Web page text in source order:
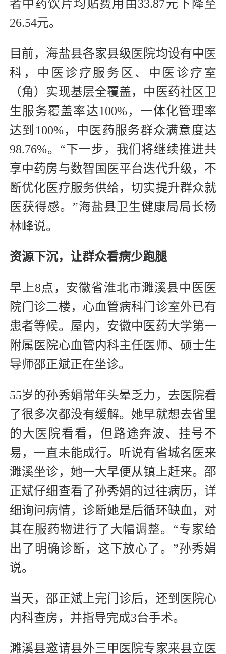
者中药饮片均贴费用由33.87元下降至
26.54元。
目前，海盐县各家县级医院均设有中医
科，中医诊疗服务区、中医诊疗室
（角）实现基层全覆盖，中医药社区卫
生服务覆盖率达100%，一体化管理率
达到100%，中医药服务群众满意度达
98.76%。“下一步，我们将继续推进共
享中药房与数智国医平台迭代升级，不
断优化医疗服务供给，切实提升群众就
医获得感。”海盐县卫生健康局局长杨
林峰说。
资源下沉，让群众看病少跑腿
早上8点，安徽省淮北市濉溪县中医医
院门诊二楼，心血管病科门诊室外已有
患者等候。屋内，安徽中医药大学第一
附属医院心血管内科主任医师、硕士生
导师邵正斌正在坐诊。
55岁的孙秀娟常年头晕乏力，去医院看
了很多次都没有缓解。她早就想去省里
的大医院看看，但路途奔波、挂号不
易，一直未能成行。听说有省城名医来
濉溪坐诊，她一大早便从镇上赶来。邵
正斌仔细查看了孙秀娟的过往病历，详
细询问病情，诊断她是后循环缺血，对
其在服药物进行了大幅调整。“专家给
出了明确诊断，这下放心了。”孙秀娟
说。
当天，邵正斌上完门诊后，还到医院心
内科查房，并指导完成3台手术。
濉溪县邀请县外三甲医院专家来县立医